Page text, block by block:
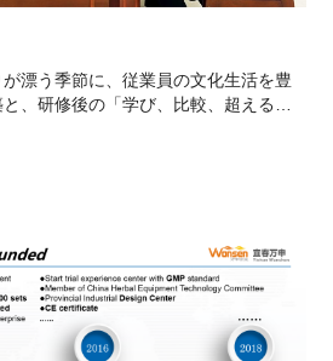
漂う季節に、従業員の文化生活を豊
、研修後の「学び、比較、超える」